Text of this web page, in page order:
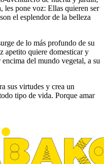
les pone voz: Ellas quieren ser
el esplendor de la belleza
de lo más profundo de su
apetito quiere domesticar y
del mundo vegetal, a su
sus virtudes y crea un
tipo de vida. Porque amar